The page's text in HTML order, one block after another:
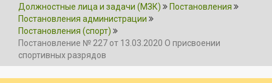
Должностные лица и задачи (МЗК)
Постановления
Постановления администрации
Постановления (спорт)
Постановление № 227 от 13.03.2020 О присвоении
спортивных разрядов